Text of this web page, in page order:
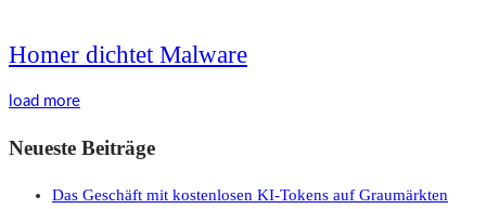
Homer dichtet Malware
load more
Neueste Beiträge
Das Geschäft mit kostenlosen KI-Tokens auf Graumärkten